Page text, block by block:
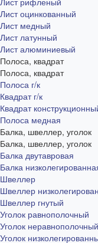
Лист оцинкованный
Лист медный
Лист латунный
Лист алюминиевый
Полоса, квадрат
Полоса, квадрат
Полоса г/к
Квадрат г/к
Квадрат
Полоса медная
Балка, швеллер, уголок
Балка, швеллер, уголок
Балка двутавровая
Балка
Швеллер
Швеллер
Швеллер гнутый
Уголок равнополочный
Уголок неравнополочный
Уголок